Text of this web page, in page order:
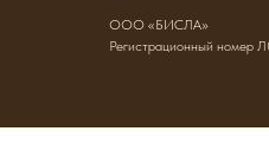
ООО «БИСЛА»
Регистрационный номер